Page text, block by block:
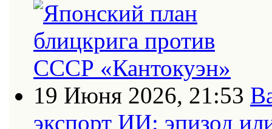
19 Июня 2026, 21:53
экспорт ИИ: эпизод